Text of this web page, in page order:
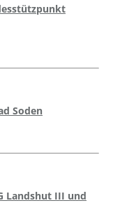
Soden
Landshut III und